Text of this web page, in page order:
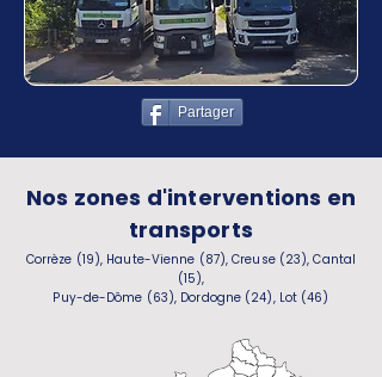
Partager
Nos zones d'interventions en
transports
Corrèze (19), Haute-Vienne (87), Creuse (23), Cantal
(15),
Puy-de-Dôme (63), Dordogne (24), Lot (46)